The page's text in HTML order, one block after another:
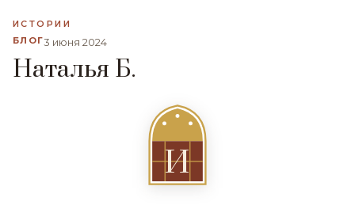
ИСТОРИИ
БЛОГ3 июня 2024
Наталья Б.
И